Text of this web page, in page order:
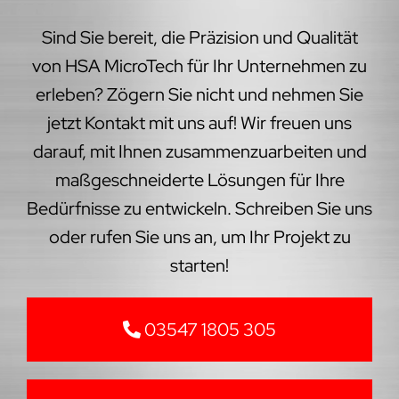
Sind Sie bereit, die Präzision und Qualität
von HSA MicroTech für Ihr Unternehmen zu
erleben? Zögern Sie nicht und nehmen Sie
jetzt Kontakt mit uns auf! Wir freuen uns
darauf, mit Ihnen zusammenzuarbeiten und
maßgeschneiderte Lösungen für Ihre
Bedürfnisse zu entwickeln. Schreiben Sie uns
oder rufen Sie uns an, um Ihr Projekt zu
starten!
03547 1805 305